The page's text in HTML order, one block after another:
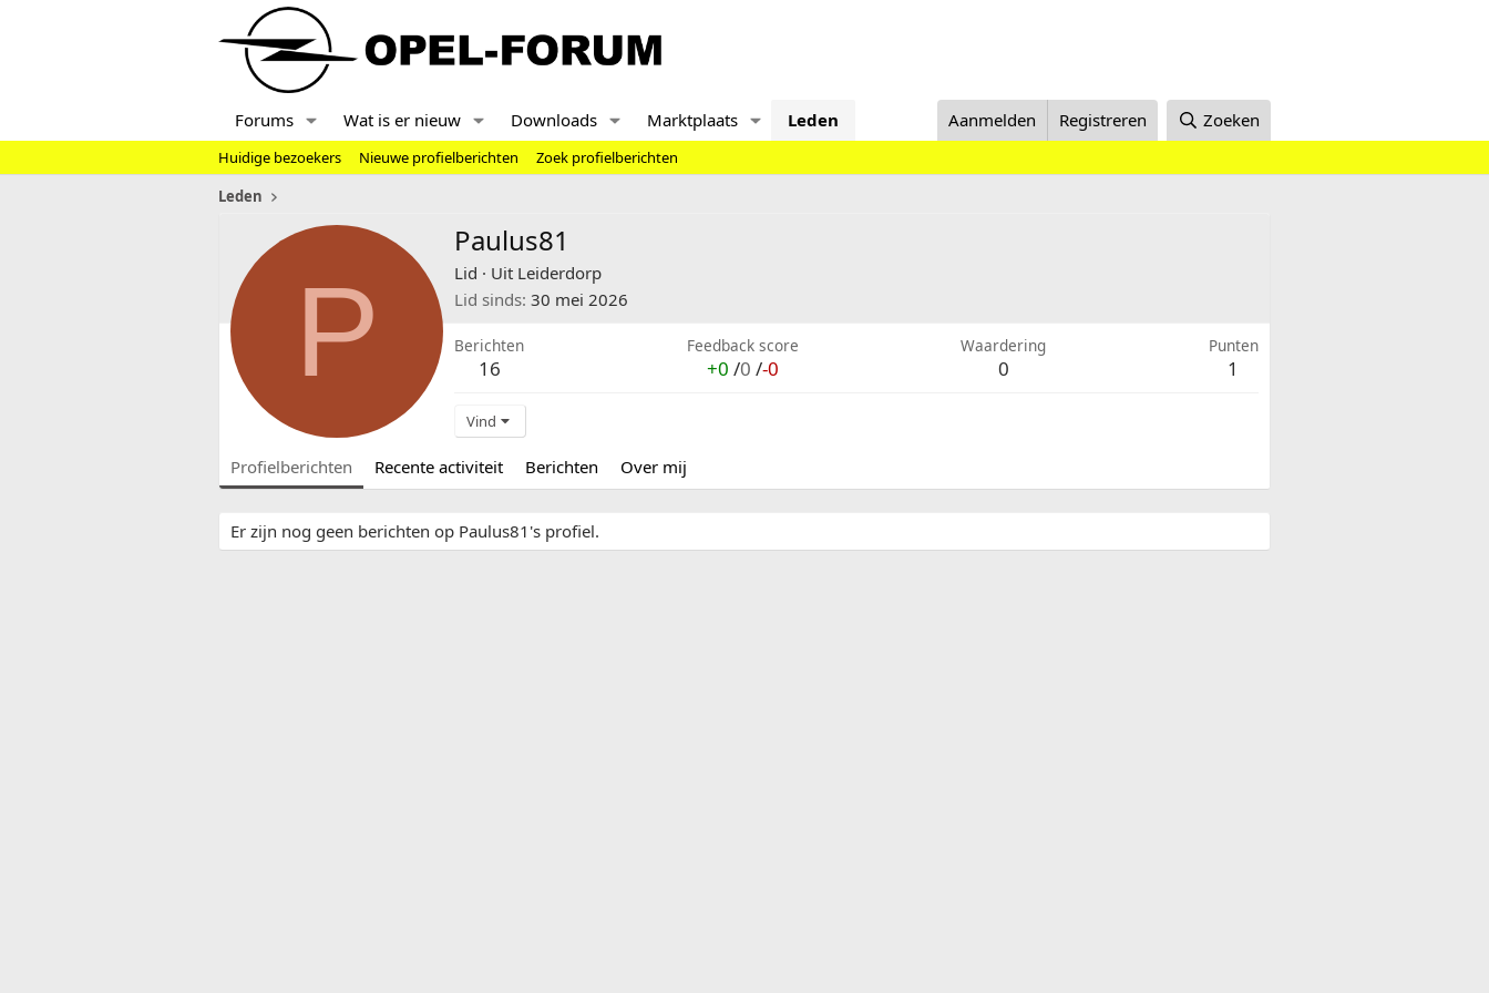
Forums Wat is er nieuw Downloads Marktplaats Leden Aanmelden Registreren Zoeken
Huidige bezoekers Nieuwe profielberichten
Zoek profielberichten
Leden
P
Paulus81
Lid · Uit Leiderdorp
Lid sinds 30 mei 2026
Berichten
16
Feedback score
+0 /0 /-0
Waardering
0
Punten
1
Vind
Profielberichten Recente activiteit Berichten Over mij
Er zijn nog geen berichten op Paulus81's profiel.